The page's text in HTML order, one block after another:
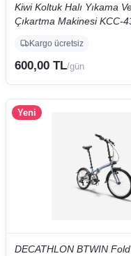
Kiwi Koltuk Halı Yıkama
Çıkartma Makinesi KCC-
Kargo ücretsiz
600,00 TL/gün
Yeni
DECATHLON BTWIN